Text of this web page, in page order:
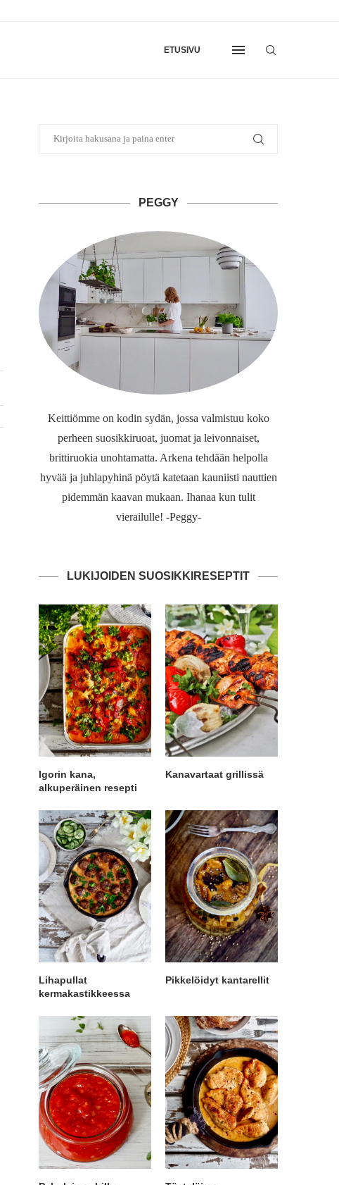
ETUSIVU
PEGGY
Keittiömme on kodin sydän, jossa valmistuu koko
perheen suosikkiruoat, juomat ja leivonnaiset,
brittiruokia unohtamatta. Arkena tehdään helpolla
hyvää ja juhlapyhinä pöytä katetaan kauniisti nauttien
pidemmän kaavan mukaan. Ihanaa kun tulit
vierailulle! -Peggy-
LUKIJOIDEN SUOSIKKIRESEPTIT
Igorin kana,
alkuperäinen resepti
Kanavartaat grillissä
Lihapullat
kermakastikkeessa
Pikkelöidyt kantarellit